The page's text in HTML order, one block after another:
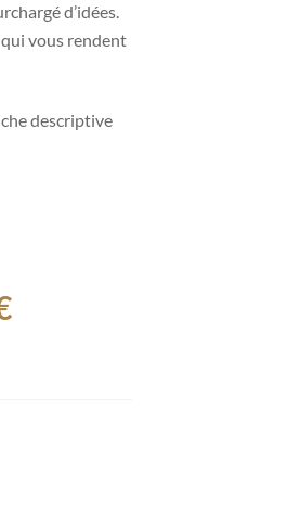
d’idées.
vous rendent
descriptive